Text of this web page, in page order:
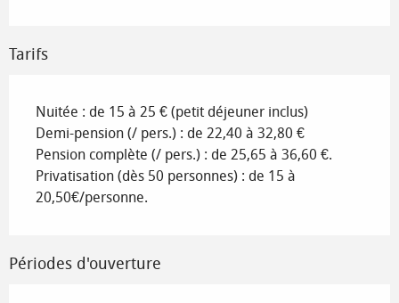
Tarifs
Nuitée : de 15 à 25 € (petit déjeuner inclus)
Demi-pension (/ pers.) : de 22,40 à 32,80 €
Pension complète (/ pers.) : de 25,65 à 36,60 €.
Privatisation (dès 50 personnes) : de 15 à
20,50€/personne.
Périodes d'ouverture